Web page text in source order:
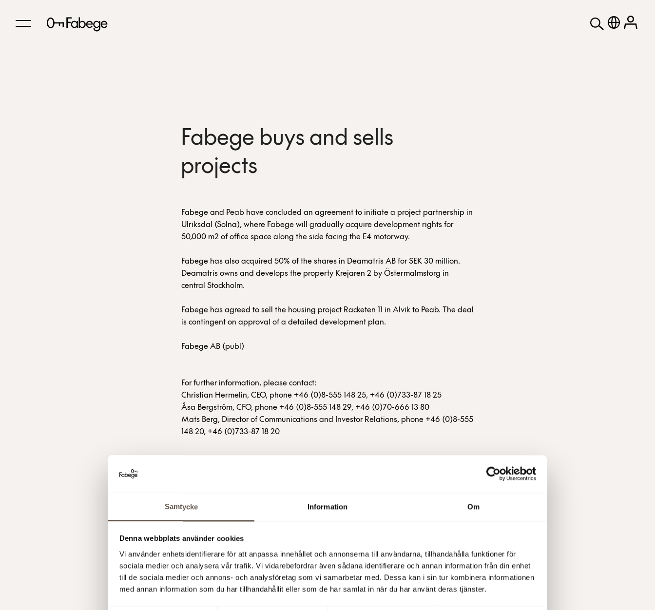
Samtycke Information Om
Denna webbplats använder cookies
Vi använder enhetsidentifierare för att anpassa innehållet och annonserna till användarna, tillhandahålla funktioner för
sociala medier och analysera vår trafik. Vi vidarebefordrar även sådana identifierare och annan information från din enhet
till de sociala medier och annons- och analysföretag som vi samarbetar med. Dessa kan i sin tur kombinera informationen
med annan information som du har tillhandahållit eller som de har samlat in när du har använt deras tjänster.
Fabege buys and sells
projects
Fabege and Peab have concluded an agreement to initiate a project partnership in
Ulriksdal (Solna), where Fabege will gradually acquire development rights for
50,000 m2 of office space along the side facing the E4 motorway.
Fabege has also acquired 50% of the shares in Deamatris AB for SEK 30 million.
Deamatris owns and develops the property Krejaren 2 by Östermalmstorg in
central Stockholm.
Fabege has agreed to sell the housing project Racketen 11 in Alvik to Peab. The deal
is contingent on approval of a detailed development plan.
Fabege AB (publ)
For further information, please contact:
Christian Hermelin, CEO, phone +46 (0)8-555 148 25, +46 (0)733-87 18 25
Åsa Bergström, CFO, phone +46 (0)8-555 148 29, +46 (0)70-666 13 80
Mats Berg, Director of Communications and Investor Relations, phone +46 (0)8-555
148 20, +46 (0)733-87 18 20